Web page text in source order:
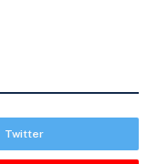
Twitter